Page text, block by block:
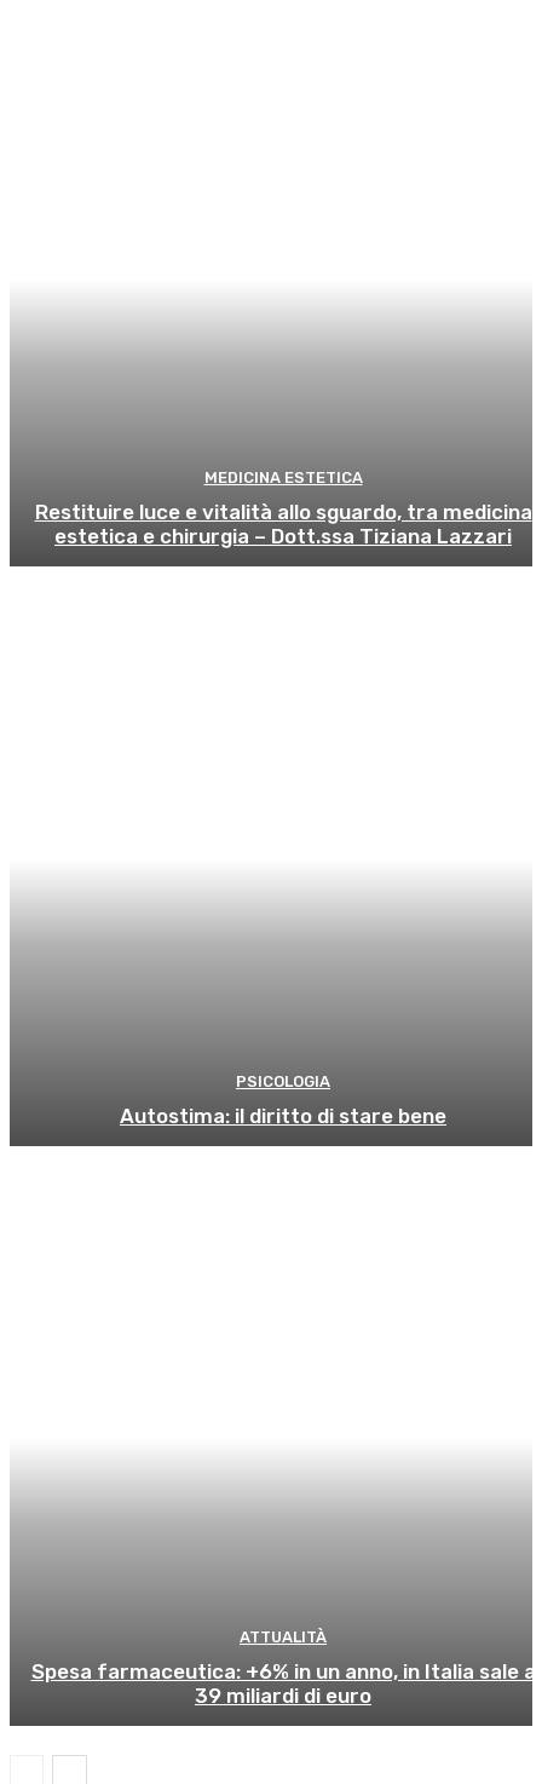
MEDICINA ESTETICA
Restituire luce e vitalità allo sguardo, tra medicina
estetica e chirurgia – Dott.ssa Tiziana Lazzari
PSICOLOGIA
Autostima: il diritto di stare bene
ATTUALITÀ
Spesa farmaceutica: +6% in un anno, in Italia sale a
39 miliardi di euro